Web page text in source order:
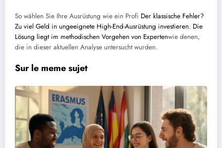
So wählen Sie Ihre Ausrüstung wie ein Profi Der klassische Fehler?
Zu viel Geld in ungeeignete High-End-Ausrüstung investieren. Die
Lösung liegt im methodischen Vorgehen von Expertenwie denen,
die in dieser aktuellen Analyse untersucht wurden.
Sur le meme sujet